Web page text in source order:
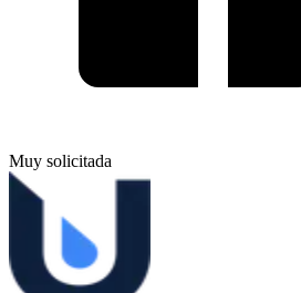
Muy solicitada